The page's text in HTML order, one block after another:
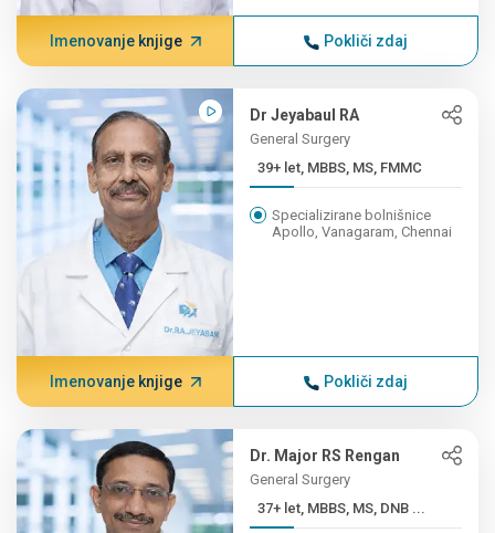
Imenovanje knjige Pokliči zdaj
Dr Jeyabaul RA
General Surgery
39+ let, MBBS, MS, FMMC
Specializirane bolnišnice
Apollo, Vanagaram, Chennai
Imenovanje knjige Pokliči zdaj
Dr. Major RS Rengan
General Surgery
37+ let, MBBS, MS, DNB ...